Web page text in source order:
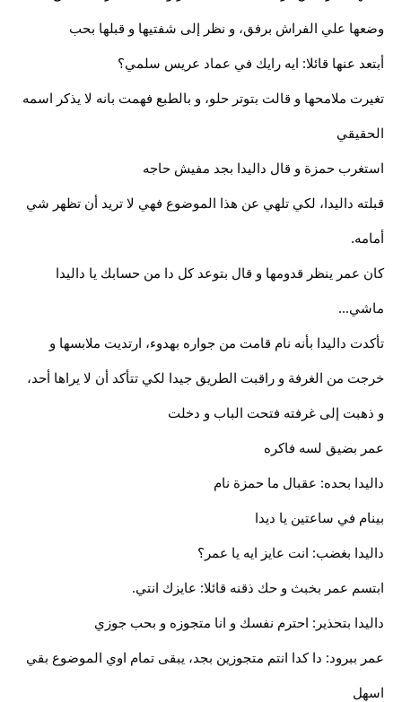
وضعها علي الفراش برفق، و نظر إلى شفتيها و قبلها بحب
أبتعد عنها قائلا: ايه رايك في عماد عريس سلمي؟
تغيرت ملامحها و قالت بتوتر حلو، و بالطبع فهمت بانه لا يذكر اسمه
الحقيقي
استغرب حمزة و قال داليدا بجد مفيش حاجه
قبلته داليدا، لكي تلهي عن هذا الموضوع فهي لا تريد أن تظهر شي
أمامه.
كان عمر ينظر قدومها و قال بتوعد كل دا من حسابك يا داليدا
ماشي...
تأكدت داليدا بأنه نام قامت من جواره بهدوء، ارتديت ملابسها و
خرجت من الغرفة و راقبت الطريق جيدا لكي تتأكد أن لا يراها أحد،
و ذهبت إلى غرفته فتحت الباب و دخلت
عمر بضيق لسه فاكره
داليدا بحده: عقبال ما حمزة نام
بينام في ساعتين يا ديدا
داليدا بغضب: انت عايز ايه يا عمر؟
ابتسم عمر بخبث و حك ذقنه قائلا: عايزك انتي.
داليدا بتحذير: احترم نفسك و انا متجوزه و بحب جوزي
عمر ببرود: دا كدا انتم متجوزين بجد، يبقى تمام اوي الموضوع بقي
اسهل